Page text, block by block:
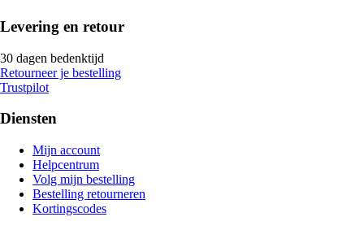
Levering en retour
30 dagen bedenktijd
Retourneer je bestelling
Trustpilot
Diensten
Mijn account
Helpcentrum
Volg mijn bestelling
Bestelling retourneren
Kortingscodes